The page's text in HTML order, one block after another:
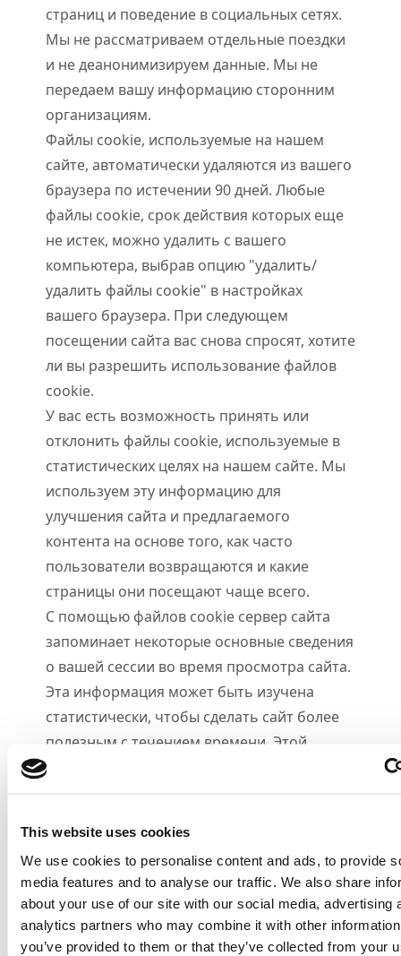
This website uses cookies
We use cookies to personalise content and ads, to provide
media features and to analyse our traffic. We also share
about your use of our site with our social media, advertising
analytics partners who may combine it with other
you’ve provided to them or that they’ve collected from your
страниц и поведение в социальных сетях.
Мы не рассматриваем отдельные поездки
и не деанонимизируем данные. Мы не
передаем вашу информацию сторонним
организациям.
Файлы cookie, используемые на нашем
сайте, автоматически удаляются из вашего
браузера по истечении 90 дней. Любые
файлы cookie, срок действия которых еще
не истек, можно удалить с вашего
компьютера, выбрав опцию "удалить/
удалить файлы cookie" в настройках
вашего браузера. При следующем
посещении сайта вас снова спросят, хотите
ли вы разрешить использование файлов
cookie.
У вас есть возможность принять или
отклонить файлы cookie, используемые в
статистических целях на нашем сайте. Мы
используем эту информацию для
улучшения сайта и предлагаемого
контента на основе того, как часто
пользователи возвращаются и какие
страницы они посещают чаще всего.
С помощью файлов cookie сервер сайта
запоминает некоторые основные сведения
о вашей сессии во время просмотра сайта.
Эта информация может быть изучена
статистически, чтобы сделать сайт более
полезным с течением времени. Этой
операцией управляет Analytics от Google.
на опцию "Да, я согласен" или продолжив
просмотр сайта. Однако если вы выберете
опцию "Нет, я отказываюсь", мы не можем
обещать, что вы сможете пользоваться
нашим сайтом.